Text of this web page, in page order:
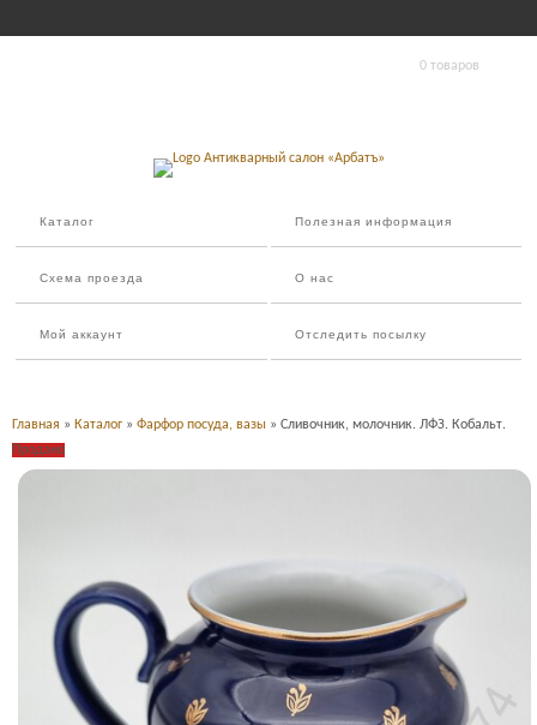
0 товаров
Каталог Полезная информация
Схема проезда О нас
Мой аккаунт Отследить посылку
Главная » Каталог » Фарфор посуда, вазы » Сливочник, молочник. ЛФЗ. Кобальт.
Продано